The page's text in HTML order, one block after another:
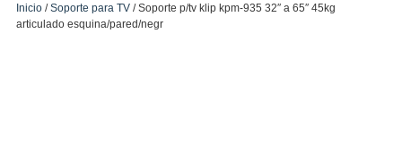
Inicio /Soporte para TV / Soporte p/tv klip kpm-935 32″ a 65″ 45kg
articulado esquina/pared/negr